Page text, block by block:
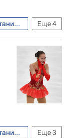
Еще4
Чемпионат Европы-2018 по фигурному катанию, Москва, 15-21 января
Еще3
Чемпионат Европы-2018 по фигурному катанию, Москва, 15-21 января